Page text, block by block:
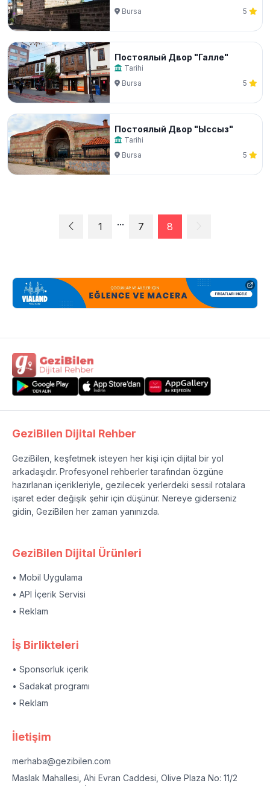
Bursa
5
Постоялый Двор "Галле"
Tarihi
Bursa
5
Постоялый Двор "Ыссыз"
Tarihi
Bursa
5
1 ... 7 8
GeziBilen Dijital Rehber
GeziBilen, keşfetmek isteyen her kişi için dijital bir yol
arkadaşıdır. Profesyonel rehberler tarafından özgüne
hazırlanan içerikleriyle, gezilecek yerlerdeki sessil rotalara
işaret eder değişik şehir için düşünür. Nereye giderseniz
gidin, GeziBilen her zaman yanınızda.
GeziBilen Dijital Ürünleri
• Mobil Uygulama
• API İçerik Servisi
• Reklam
İş Birlikteleri
• Sponsorluk içerik
• Sadakat programı
• Reklam
İletişim
merhaba@gezibilen.com
Maslak Mahallesi, Ahi Evran Caddesi, Olive Plaza No: 11/2